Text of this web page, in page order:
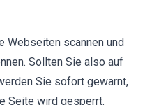
Webseiten scannen und
Sollten Sie also auf
Sie sofort gewarnt,
Seite wird gesperrt.